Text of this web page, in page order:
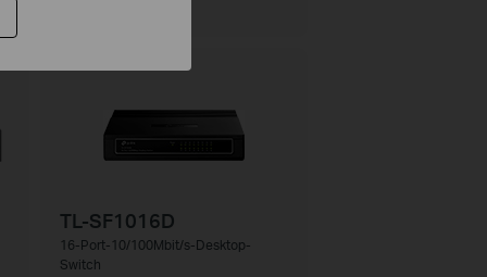
TL-SF1016D
16-Port-10/100Mbit/s-Desktop-
Switch